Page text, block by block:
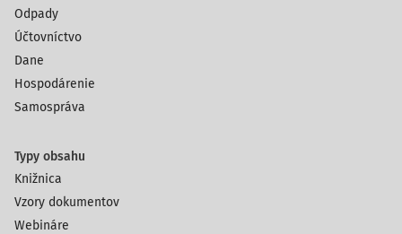
Odpady
Účtovníctvo
Dane
Hospodárenie
Samospráva
Typy obsahu
Knižnica
Vzory dokumentov
Webináre